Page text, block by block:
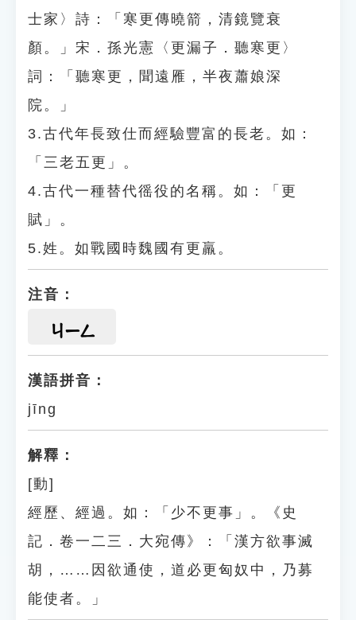
士家〉詩：「寒更傳曉箭，清鏡覽衰
顏。」宋．孫光憲〈更漏子．聽寒更〉
詞：「聽寒更，聞遠雁，半夜蕭娘深
院。」
3.古代年長致仕而經驗豐富的長老。如：
「三老五更」。
4.古代一種替代徭役的名稱。如：「更
賦」。
5.姓。如戰國時魏國有更羸。
注音：
ㄐㄧㄥ
漢語拼音：
jīng
解釋：
[動]
經歷、經過。如：「少不更事」。《史
記．卷一二三．大宛傳》：「漢方欲事滅
胡，……因欲通使，道必更匈奴中，乃募
能使者。」